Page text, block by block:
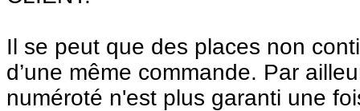
Il se peut que des places non
d’une même commande. Par
numéroté n'est plus garanti une